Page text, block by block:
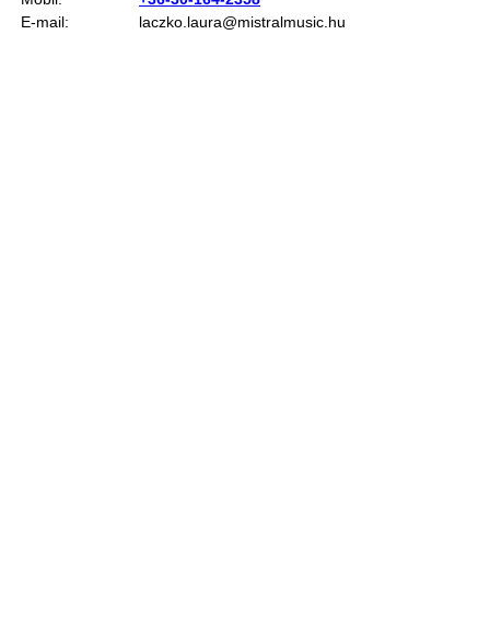
E-mail:
laczko.laura@mistralmusic.hu